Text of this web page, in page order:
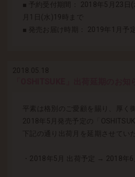
■ 予約受付期間： 2018年5月23日
月1日(水)19時まで
■ 発売お届け時期： 2019年1月予定
2018.05.18
平素は格別のご愛顧を賜り、厚く
2018年5月発売予定の「
下記の通り出荷月を延期させてい
・2018年5月 出荷予定 → 2018年6